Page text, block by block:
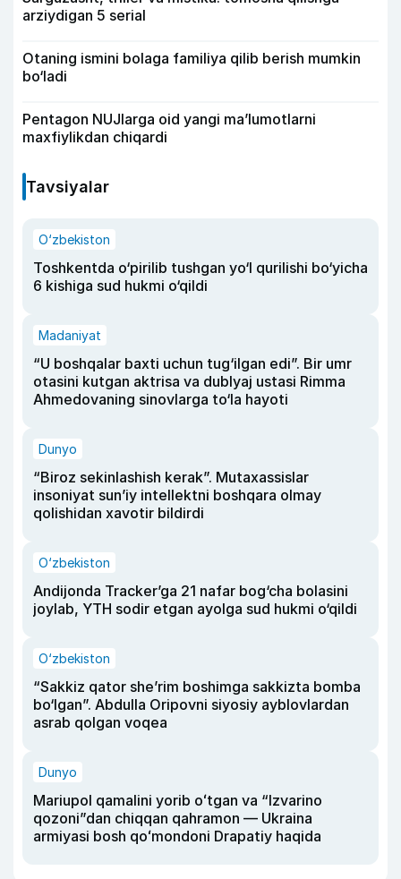
arziydigan 5 serial
Otaning ismini bolaga familiya qilib berish mumkin
bo‘ladi
Pentagon NUJlarga oid yangi maʼlumotlarni
maxfiylikdan chiqardi
Tavsiyalar
O‘zbekiston
Toshkentda o‘pirilib tushgan yo‘l qurilishi bo‘yicha
6 kishiga sud hukmi o‘qildi
Madaniyat
“U boshqalar baxti uchun tug‘ilgan edi”. Bir umr
otasini kutgan aktrisa va dublyaj ustasi Rimma
Ahmedovaning sinovlarga to‘la hayoti
Dunyo
“Biroz sekinlashish kerak”. Mutaxassislar
insoniyat sun’iy intellektni boshqara olmay
qolishidan xavotir bildirdi
O‘zbekiston
Andijonda Tracker’ga 21 nafar bog‘cha bolasini
joylab, YTH sodir etgan ayolga sud hukmi o‘qildi
O‘zbekiston
“Sakkiz qator she’rim boshimga sakkizta bomba
bo‘lgan”. Abdulla Oripovni siyosiy ayblovlardan
asrab qolgan voqea
Dunyo
Mariupol qamalini yorib oʻtgan va “Izvarino
qozoni”dan chiqqan qahramon — Ukraina
armiyasi bosh qoʻmondoni Drapatiy haqida